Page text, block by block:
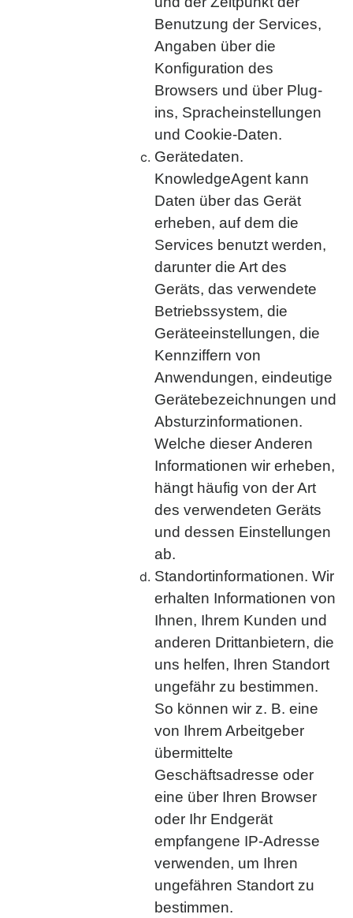
Benutzung der Services,
Angaben über die
Konfiguration des
Browsers und über Plug-
ins, Spracheinstellungen
und Cookie-Daten.
Gerätedaten.
KnowledgeAgent kann
Daten über das Gerät
erheben, auf dem die
Services benutzt werden,
darunter die Art des
Geräts, das verwendete
Betriebssystem, die
Geräteeinstellungen, die
Kennziffern von
Anwendungen, eindeutige
Gerätebezeichnungen und
Absturzinformationen.
Welche dieser Anderen
Informationen wir erheben,
hängt häufig von der Art
des verwendeten Geräts
und dessen Einstellungen
ab.
Standortinformationen. Wir
erhalten Informationen von
Ihnen, Ihrem Kunden und
anderen Drittanbietern, die
uns helfen, Ihren Standort
ungefähr zu bestimmen.
So können wir z. B. eine
von Ihrem Arbeitgeber
übermittelte
Geschäftsadresse oder
eine über Ihren Browser
oder Ihr Endgerät
empfangene IP-Adresse
verwenden, um Ihren
ungefähren Standort zu
bestimmen.